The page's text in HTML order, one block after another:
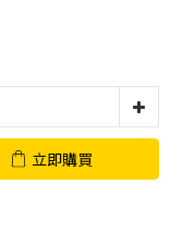
立即購買